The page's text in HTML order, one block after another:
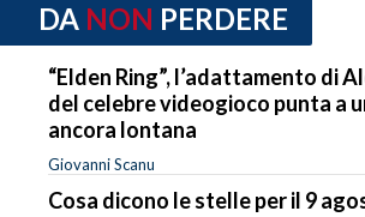
DA NON PERDERE
“Elden Ring”, l’adattamento di
del celebre videogioco punta a
ancora lontana
Giovanni Scanu
Cosa dicono le stelle per il 9